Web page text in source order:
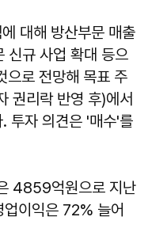
대해 방산부문 매출
신규 사업 확대 등으
으로 전망해 목표 주
권리락 반영 후)에서
투자 의견은 '매수'를
4859억원으로 지난
이익은 72% 늘어